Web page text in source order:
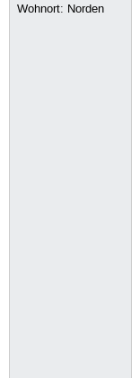
Wohnort: Norden